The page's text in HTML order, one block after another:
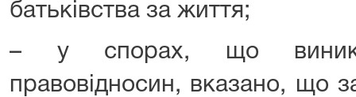
батьківства за життя;
– у спорах, що
правовідносин, вказано, що